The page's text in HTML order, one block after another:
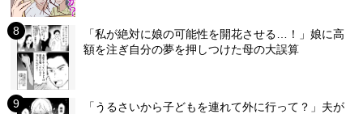
「私が絶対に娘の可能性を開花させる…！」娘に高
額を注ぎ自分の夢を押しつけた母の大誤算
「うるさいから子どもを連れて外に行って？」夫が